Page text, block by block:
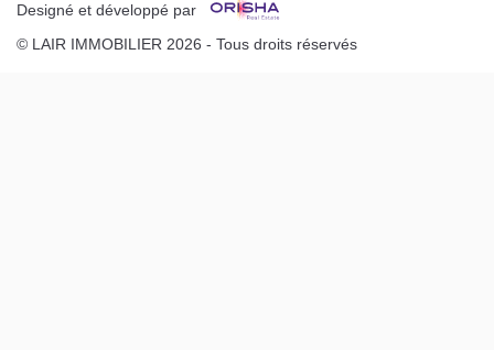
Designé et développé par
© LAIR IMMOBILIER 2026 - Tous droits réservés